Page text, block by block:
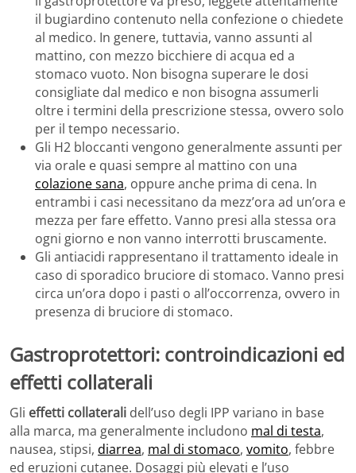
il bugiardino contenuto nella confezione o chiedete
al medico. In genere, tuttavia, vanno assunti al
mattino, con mezzo bicchiere di acqua ed a
stomaco vuoto. Non bisogna superare le dosi
consigliate dal medico e non bisogna assumerli
oltre i termini della prescrizione stessa, ovvero solo
per il tempo necessario.
Gli H2 bloccanti vengono generalmente assunti per
via orale e quasi sempre al mattino con una
colazione sana, oppure anche prima di cena. In
entrambi i casi necessitano da mezz’ora ad un’ora e
mezza per fare effetto. Vanno presi alla stessa ora
ogni giorno e non vanno interrotti bruscamente.
Gli antiacidi rappresentano il trattamento ideale in
caso di sporadico bruciore di stomaco. Vanno presi
circa un’ora dopo i pasti o all’occorrenza, ovvero in
presenza di bruciore di stomaco.
Gastroprotettori: controindicazioni ed
effetti collaterali
Gli effetti collaterali dell’uso degli IPP variano in base
alla marca, ma generalmente includono mal di testa,
nausea, stipsi, diarrea, mal di stomaco, vomito, febbre
ed eruzioni cutanee. Dosaggi più elevati e l’uso